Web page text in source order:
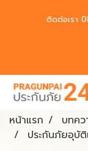
ติดต่อเรา
หน้าแรก บทค
ประกันภัยอุบั